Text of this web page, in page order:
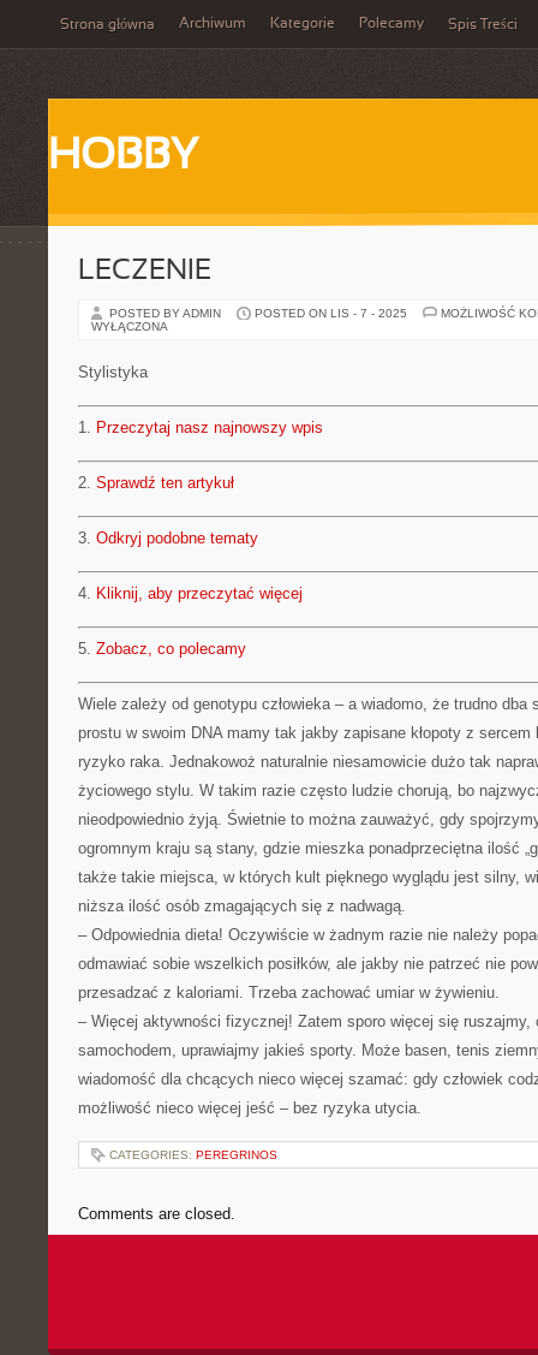
Strona główna Archiwum Kategorie Polecamy Spis Treści
HOBBY
LECZENIE
POSTED BY ADMIN POSTED ON LIS - 7 - 2025
MOŻLIWOŚĆ
WYŁĄCZONA
Stylistyka
1. Przeczytaj nasz najnowszy wpis
2. Sprawdź ten artykuł
3. Odkryj podobne tematy
4. Kliknij, aby przeczytać więcej
5. Zobacz, co polecamy
Wiele zależy od genotypu człowieka – a wiadomo, że trudno dba
prostu w swoim DNA mamy tak jakby zapisane kłopoty z sercem
ryzyko raka. Jednakowoż naturalnie niesamowicie dużo tak
życiowego stylu. W takim razie często ludzie chorują, bo
nieodpowiednio żyją. Świetnie to można zauważyć, gdy
ogromnym kraju są stany, gdzie mieszka ponadprzeciętna ilość
także takie miejsca, w których kult pięknego wyglądu jest silny,
niższa ilość osób zmagających się z nadwagą.
– Odpowiednia dieta! Oczywiście w żadnym razie nie należy
odmawiać sobie wszelkich posiłków, ale jakby nie patrzeć nie
przesadzać z kaloriami. Trzeba zachować umiar w żywieniu.
– Więcej aktywności fizycznej! Zatem sporo więcej się ruszajmy,
samochodem, uprawiajmy jakieś sporty. Może basen, tenis
wiadomość dla chcących nieco więcej szamać: gdy człowiek
możliwość nieco więcej jeść – bez ryzyka utycia.
CATEGORIES: PEREGRINOS
Comments are closed.